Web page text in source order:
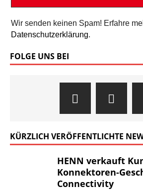
Wir senden keinen Spam! Erfahre
Datenschutzerklärung.
FOLGE UNS BEI
KÜRZLICH VERÖFFENTLICHTE
HENN verkauft
Konnektoren-
Connectivity